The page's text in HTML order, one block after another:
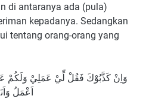
di antaranya ada (pula)
kepadanya. Sedangkan
tentang orang-orang yang
وَاِنْ كَذَّبُوْكَ فَقُلْ لِّيْ عَمَلِيْ
اَعْمَلُ